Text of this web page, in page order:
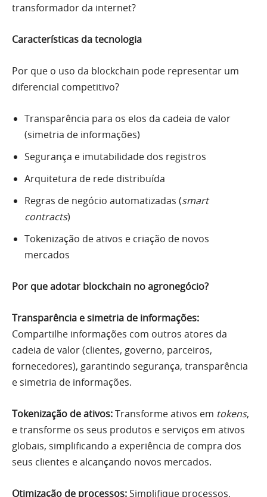
transformador da internet?
Características da tecnologia
Por que o uso da blockchain pode representar um
diferencial competitivo?
Transparência para os elos da cadeia de valor
(simetria de informações)
Segurança e imutabilidade dos registros
Arquitetura de rede distribuída
Regras de negócio automatizadas (smart
contracts)
Tokenização de ativos e criação de novos
mercados
Por que adotar blockchain no agronegócio?
Transparência e simetria de informações:
Compartilhe informações com outros atores da
cadeia de valor (clientes, governo, parceiros,
fornecedores), garantindo segurança, transparência
e simetria de informações.
Tokenização de ativos:Transforme ativos em tokens,
e transforme os seus produtos e serviços em ativos
globais, simplificando a experiência de compra dos
seus clientes e alcançando novos mercados.
Otimização de processos:Simplifique processos,